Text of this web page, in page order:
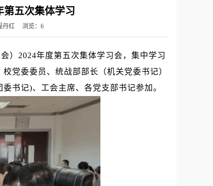
第五次集体学习
丹红 浏览： 6
）2024年度第五次集体学习会，集中学习
党委委员、统战部部长（机关党委书记）
书记)、工会主席、各党支部书记参加。